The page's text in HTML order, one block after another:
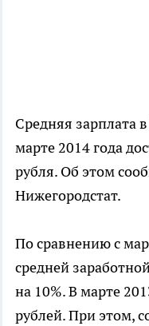
Средняя зарплата
марте 2014 года
рубля. Об этом
Нижегородстат.
По сравнению с
средней
на 10%. В марте
рублей. При этом,